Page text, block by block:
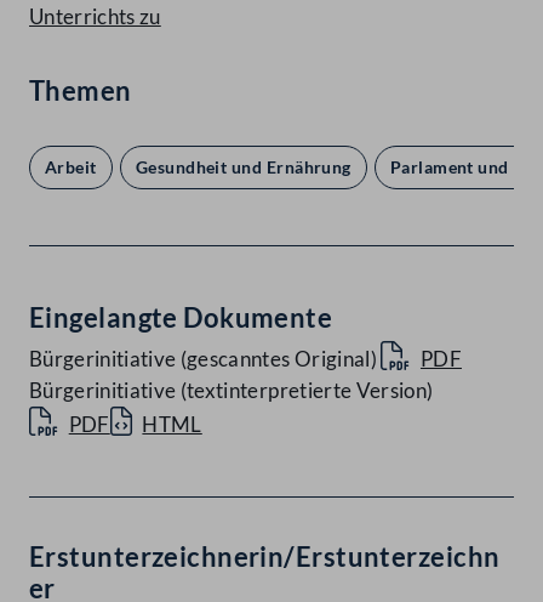
Unterrichts zu
Themen
Arbeit Gesundheit und Ernährung Parlament und
Eingelangte Dokumente
Bürgerinitiative (gescanntes Original)
PDF
Bürgerinitiative (textinterpretierte Version)
PDF
HTML
Erstunterzeichnerin/Erstunterzeichn
er